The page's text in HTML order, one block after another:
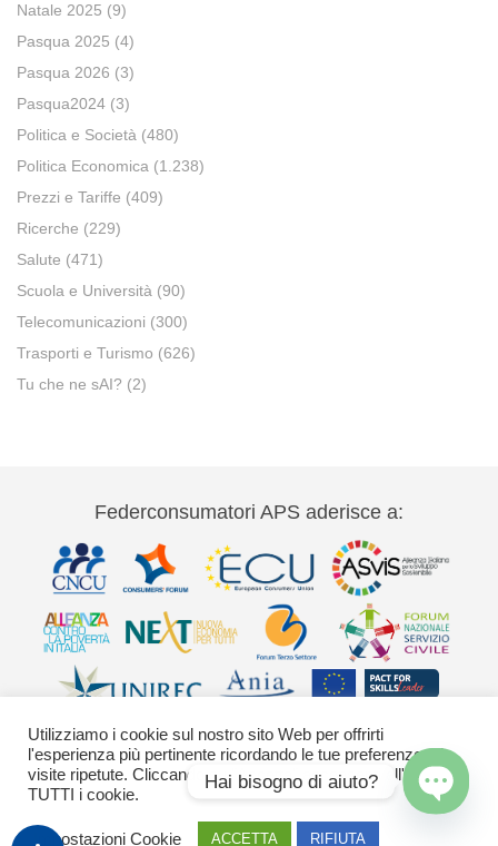
Natale 2025 (9)
Pasqua 2025 (4)
Pasqua 2026 (3)
Pasqua2024 (3)
Politica e Società (480)
Politica Economica (1.238)
Prezzi e Tariffe (409)
Ricerche (229)
Salute (471)
Scuola e Università (90)
Telecomunicazioni (300)
Trasporti e Turismo (626)
Tu che ne sAI? (2)
Federconsumatori APS aderisce a:
Via Palestro 11 00185 Roma - tel 06
42020755-9 federconsumatori@federconsumatori.it Ufficio stampa tel: 06
Utilizziamo i cookie sul nostro sito Web per offrirti
l'esperienza più pertinente ricordando le tue preferenze e le
visite ripetute. Cliccando su "Accetta" acconsenti all'uso di
TUTTI i cookie.
Impostazioni Cookie ACCETTA RIFIUTA
Hai bisogno di aiuto?